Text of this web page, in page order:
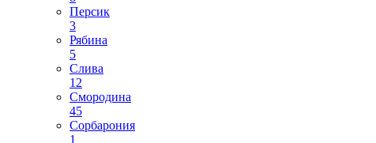
Персик
3
Рябина
5
Слива
12
Смородина
45
Сорбарония
1